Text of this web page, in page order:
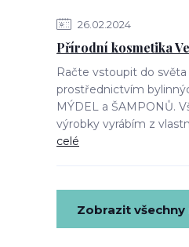
26.02.2024
Přírodní kosmetika
Račte vstoupit do
prostřednictvím
MÝDEL a ŠAMPONŮ.
výrobky vyrábím z
celé
Zobrazit všechny